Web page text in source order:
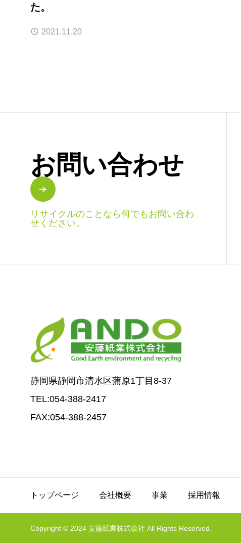
た。
2021.11.20
お問い合わせ
リサイクルのことなら何でもお問い合わ
せください。
静岡県静岡市清水区蒲原1丁目8-37
TEL:054-388-2417
FAX:054-388-2457
トップページ 会社概要 事業 採用情報
Copyright © 2024 安藤紙業株式会社 All Rights Reserved.